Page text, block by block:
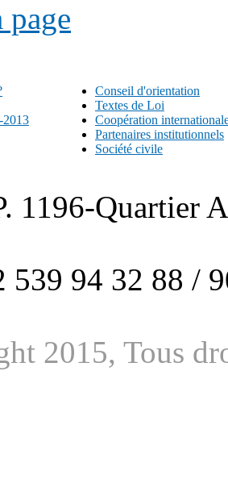
page
2013
Conseil d'orientation
Textes de Loi
Coopération
Partenaires institutionnels
Société civile
1196-Quartier
539 94 32 88 /
2015, Tous